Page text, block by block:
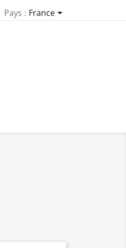
Pays : France